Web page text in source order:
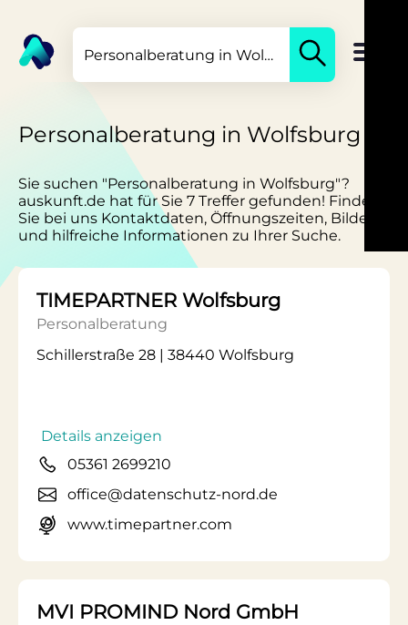
Personalberatung in Wolfsburg
Sie suchen "Personalberatung in Wolfsburg"?
auskunft.de hat für Sie 7 Treffer gefunden! Finden
Sie bei uns Kontaktdaten, Öffnungszeiten, Bilder
und hilfreiche Informationen zu Ihrer Suche.
TIMEPARTNER Wolfsburg
Personalberatung
Schillerstraße 28 | 38440 Wolfsburg
Details anzeigen
05361 2699210
office@datenschutz-nord.de
www.timepartner.com
MVI PROMIND Nord GmbH